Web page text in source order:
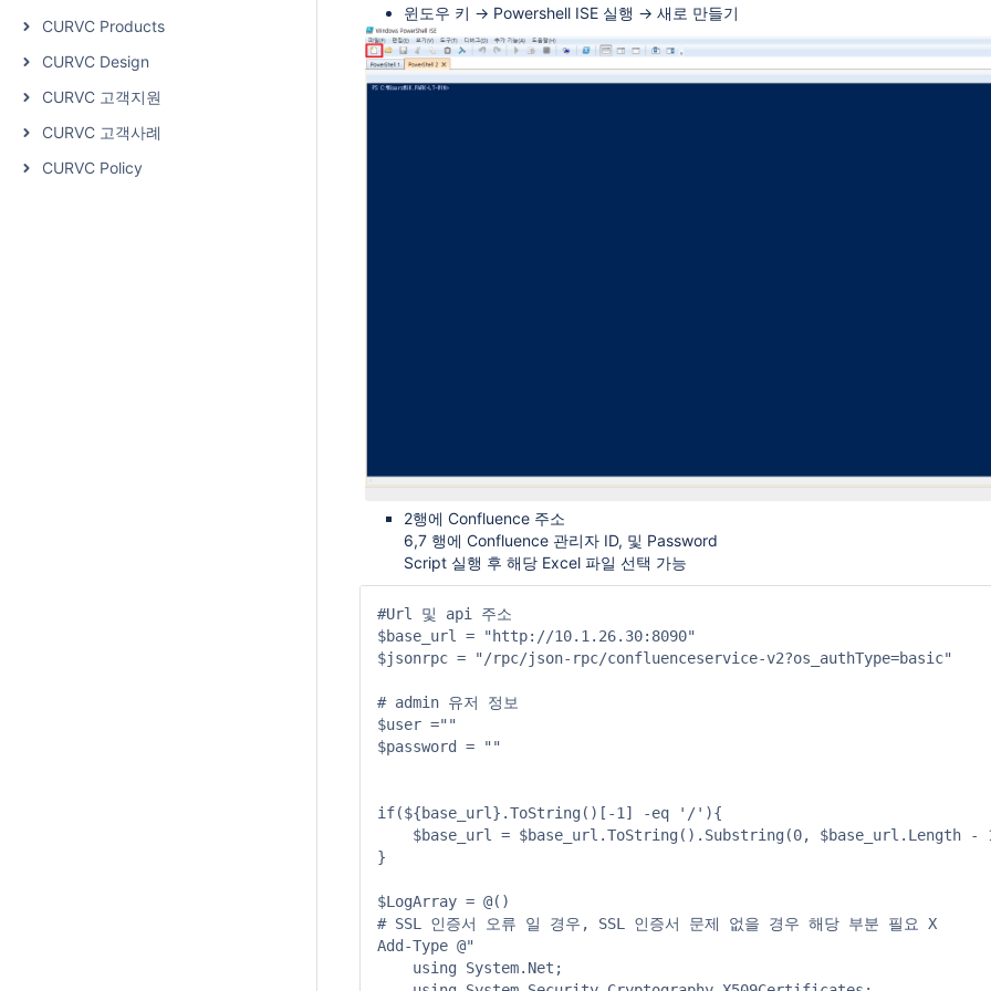
CURVC Products
CURVC Design
CURVC 고객지원
CURVC 고객사례
CURVC Policy
윈도우 키 → Powershell ISE 실행 → 새로 만들기
2행에 Confluence 주소
6,7 행에 Confluence 관리자 ID, 및 Password
Script 실행 후 해당 Excel 파일 선택 가능
#Url 및 api 주소
$base_url = "http://10.1.26.30:8090"
$jsonrpc = "/rpc/json-rpc/confluenceservice-v2?os_authType=basic"
# admin 유저 정보
$user =""
$password = ""
if(${base_url}.ToString()[-1] -eq '/'){
$base_url = $base_url.ToString().Substring(0, $base_url.Length -
}
$LogArray = @()
# SSL 인증서 오류 일 경우, SSL 인증서 문제 없을 경우 해당 부분 필요 X
Add-Type @"
    using System.Net;